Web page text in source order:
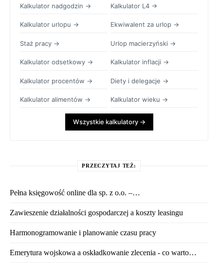
Kalkulator nadgodzin → Kalkulator L4 →
Kalkulator urlopu → Ekwiwalent za urlop →
Staż pracy → Urlop macierzyński →
Kalkulator odsetkowy → Kalkulator inflacji →
Kalkulator procentów → Diety i delegacje →
Kalkulator alimentów → Kalkulator wieku →
Wszystkie kalkulatory →
PRZECZYTAJ TEŻ:
Pełna księgowość online dla sp. z o.o. –…
Zawieszenie działalności gospodarczej a koszty leasingu
Harmonogramowanie i planowanie czasu pracy
Emerytura wojskowa a oskładkowanie zlecenia - co warto…